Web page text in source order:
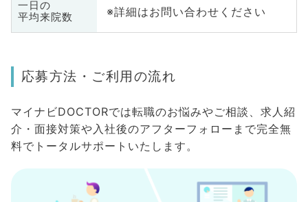
一日の
平均来院数
※詳細はお問い合わせください
応募方法・ご利用の流れ
マイナビDOCTORでは転職のお悩みやご相談、求人紹
介・面接対策や入社後のアフターフォローまで完全無
料でトータルサポートいたします。